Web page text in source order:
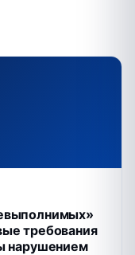
требования
нарушением